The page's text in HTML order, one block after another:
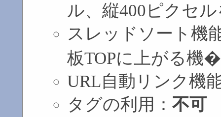
ル、縦400ピクセ
スレッドソート機
板TOPに上がる機
URL自動リンク機
タグの利用：不可